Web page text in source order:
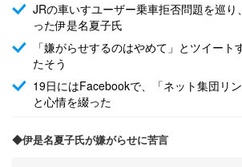
JRの車いすユーザー乗車拒否問題を巡り
った伊是名夏子氏
「嫌がらせするのはやめて」とツイート
たそう
19日にはFacebookで、「ネット集団リ
と心情を綴った
◆伊是名夏子氏が嫌がらせに苦言